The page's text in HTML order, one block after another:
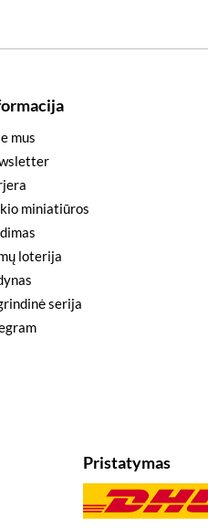
mus
miniatiūros
loterija
serija
Pristatymas